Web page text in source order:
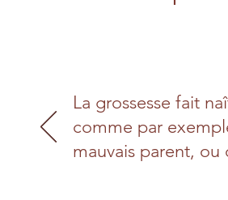
La grossesse fait
comme par
mauvais parent,